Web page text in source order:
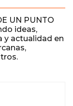
UN PUNTO
ideas,
y actualidad en